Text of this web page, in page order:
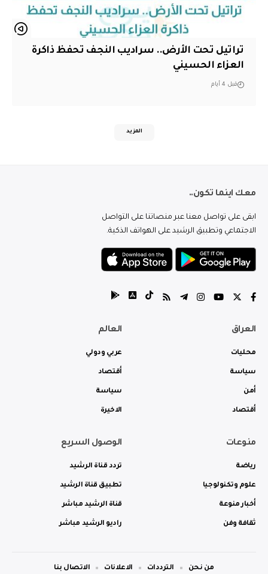
تراتيل تحت الأرض.. سراديب النجف تحفظ ذاكرة
العزاء الحسيني
قبل 4 أيام
المزيد
معك اينما تكون..
ابقى على تواصل معنا عبر منصاتنا على التواصل
الاجتماعي وتطبيق الرشيد على الهواتف الذكية.
العراق
محليات
سياسة
أمن
أقتصاد
العالم
عربي ودولي
أقتصاد
سياسة
الاخيرة
منوعات
رياضة
علوم وتكنولوجيا
أخبار منوعة
ثقافة وفن
الوصول السريع
تردد قناة الرشيد
تطبيق قناة الرشيد
قناة الرشيد مباشر
راديو الرشيد مباشر
من نحن الترددات الاعلانات الاتصال بنا